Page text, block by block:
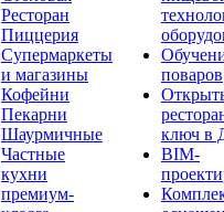
Ресторан
Пиццерия
Супермаркеты
и магазины
Кофейни
Пекарни
Шаурмичные
Частные
кухни
премиум-
поваров
ключ в
BIM-